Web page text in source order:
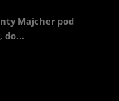
Majcher pod
do...